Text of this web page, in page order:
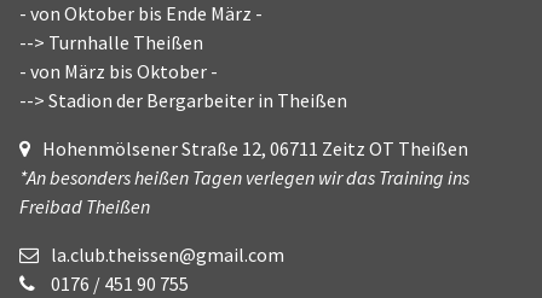
- von Oktober bis Ende März -
--> Turnhalle Theißen
- von März bis Oktober -
--> Stadion der Bergarbeiter in Theißen
Hohenmölsener Straße 12, 06711 Zeitz OT Theißen
*An besonders heißen Tagen verlegen wir das Training ins
Freibad Theißen
la.club.theissen@gmail.com
0176 / 451 90 755